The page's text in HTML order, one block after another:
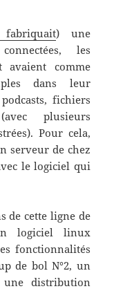
) une
les
avaient comme
dans leur
fichiers
(avec plusieurs
Pour cela,
serveur de chez
le logiciel qui
de cette ligne de
logiciel linux
fonctionnalités
de bol N°2, un
une distribution